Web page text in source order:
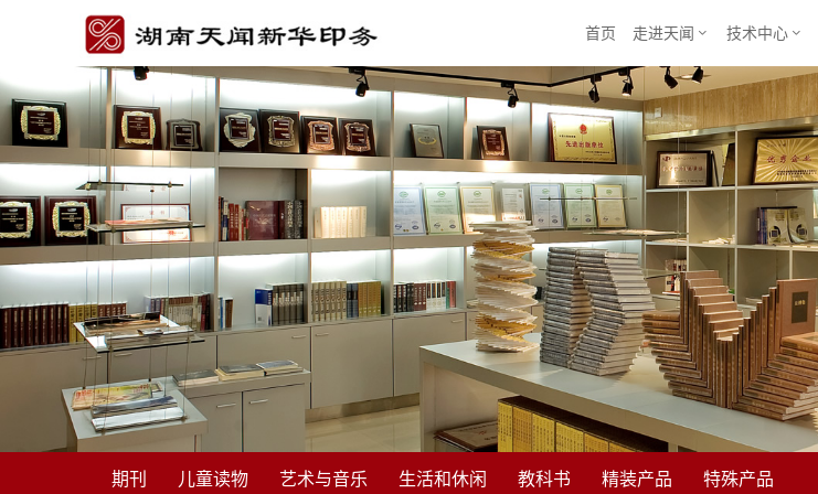
首页 走进天闻  技术中心 
期刊 儿童读物 艺术与音乐 生活和休闲 教科书 精装产品 特殊产品